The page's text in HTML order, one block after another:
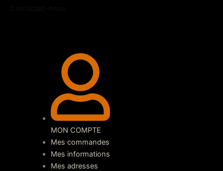
MON COMPTE
Mes commandes
Mes informations
Mes adresses